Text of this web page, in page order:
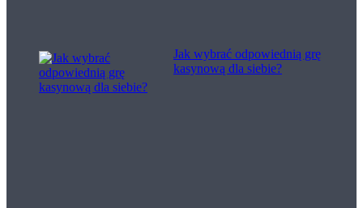
Jak wybrać odpowiednią grę
kasynową dla siebie?